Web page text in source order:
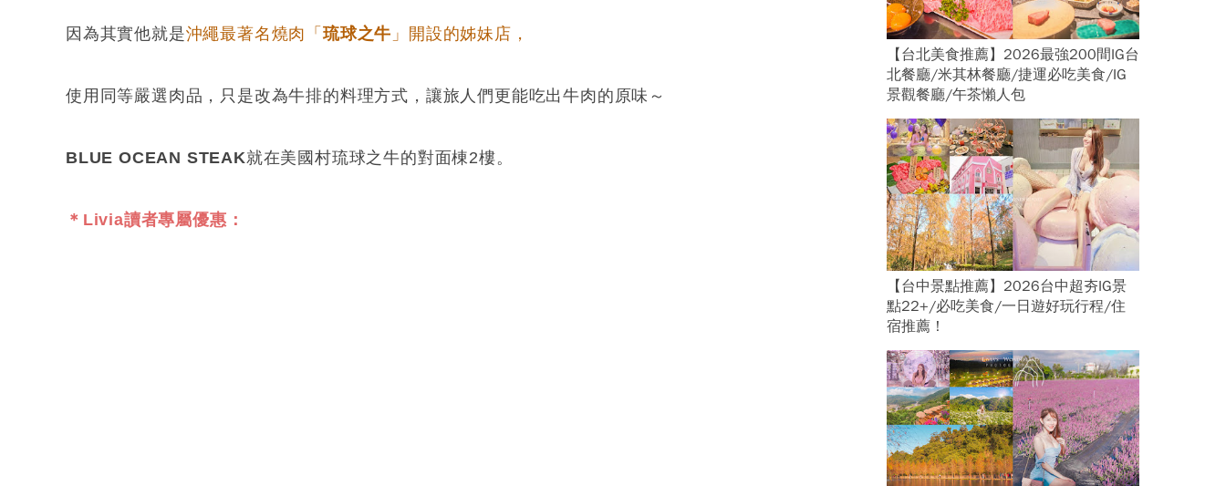
因為其實他就是沖繩最著名燒肉「琉球之牛 」開設的姊妹店，
使用同等嚴選肉品，只是改為牛排的料理方式，讓旅人們更能吃出牛肉的原味～
BLUE OCEAN STEAK就在美國村琉球之牛的對面棟2樓。
＊Livia讀者專屬優惠：
【台北美食推薦】2026最強200間IG台
北餐廳/米其林餐廳/捷運必吃美食/IG
景觀餐廳/午茶懶人包
【台中景點推薦】2026台中超夯IG景
點22+/必吃美食/一日遊好玩行程/住
宿推薦！